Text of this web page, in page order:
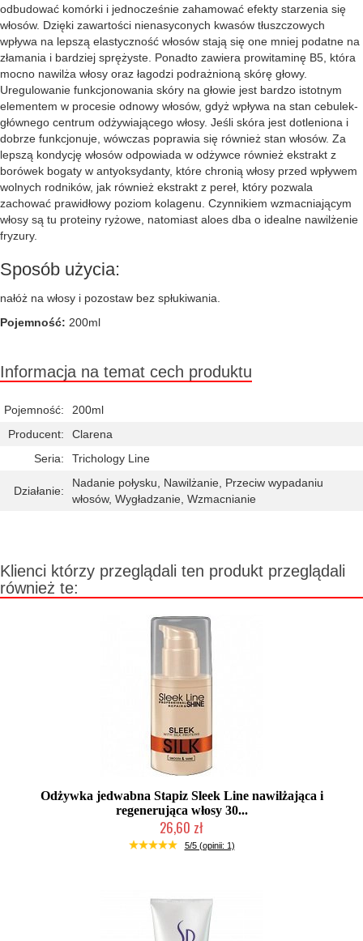
odbudować komórki i jednocześnie zahamować efekty starzenia się
włosów. Dzięki zawartości nienasyconych kwasów tłuszczowych
wpływa na lepszą elastyczność włosów stają się one mniej podatne na
złamania i bardziej sprężyste. Ponadto zawiera prowitaminę B5, która
mocno nawilża włosy oraz łagodzi podrażnioną skórę głowy.
Uregulowanie funkcjonowania skóry na głowie jest bardzo istotnym
elementem w procesie odnowy włosów, gdyż wpływa na stan cebulek-
głównego centrum odżywiającego włosy. Jeśli skóra jest dotleniona i
dobrze funkcjonuje, wówczas poprawia się również stan włosów. Za
lepszą kondycję włosów odpowiada w odżywce również ekstrakt z
borówek bogaty w antyoksydanty, które chronią włosy przed wpływem
wolnych rodników, jak również ekstrakt z pereł, który pozwala
zachować prawidłowy poziom kolagenu. Czynnikiem wzmacniającym
włosy są tu proteiny ryżowe, natomiast aloes dba o idealne nawilżenie
fryzury.
Sposób użycia:
nałóż na włosy i pozostaw bez spłukiwania.
Pojemność: 200ml
Informacja na temat cech produktu
Pojemność:
200ml
Producent:
Clarena
Seria:
Trichology Line
Działanie:
Nadanie połysku, Nawilżanie, Przeciw wypadaniu
włosów, Wygładzanie, Wzmacnianie
Klienci którzy przeglądali ten produkt przeglądali
również te:
Odżywka jedwabna Stapiz Sleek Line nawilżająca i
regenerująca włosy 30...
26,60 zł
Duża ilość (wysyłka w 24h)
5/5 (opinii: 1)